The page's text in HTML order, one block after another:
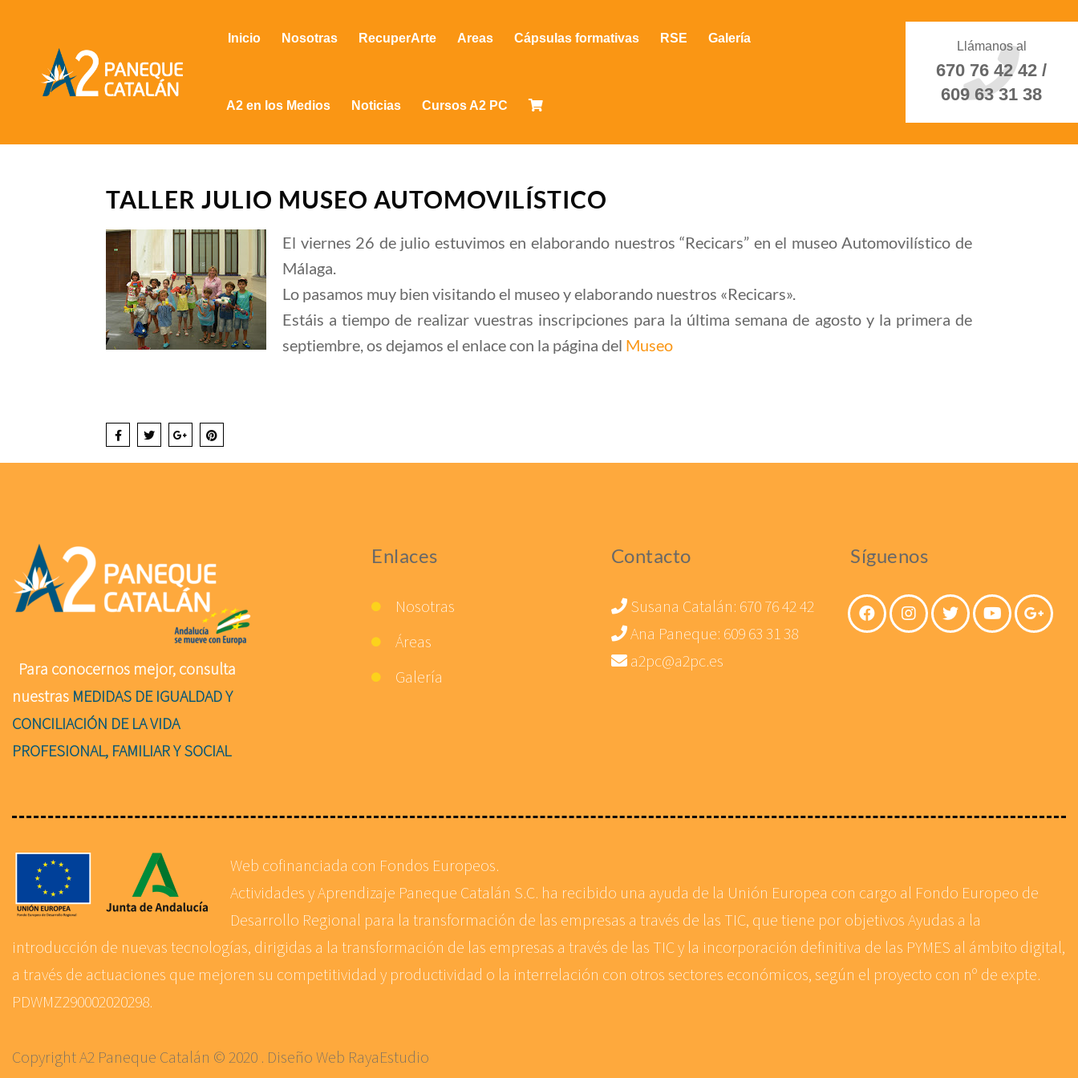
Inicio Nosotras RecuperArte Areas Cápsulas formativas RSE Galería
A2 en los Medios Noticias Cursos A2 PC
Llámanos al
670 76 42 42 /
609 63 31 38
TALLER JULIO MUSEO AUTOMOVILÍSTICO
El viernes 26 de julio estuvimos en elaborando nuestros “Recicars” en el museo Automovilístico de
Málaga.
Lo pasamos muy bien visitando el museo y elaborando nuestros «Recicars».
Estáis a tiempo de realizar vuestras inscripciones para la última semana de agosto y la primera de
septiembre, os dejamos el enlace con la página del Museo
Para conocernos mejor, consulta
nuestras MEDIDAS DE IGUALDAD Y
CONCILIACIÓN DE LA VIDA
PROFESIONAL, FAMILIAR Y SOCIAL
Enlaces
Nosotras
Áreas
Galería
Contacto
Susana Catalán: 670 76 42 42
Ana Paneque: 609 63 31 38
a2pc@a2pc.es
Síguenos
Web cofinanciada con Fondos Europeos.
Actividades y Aprendizaje Paneque Catalán S.C. ha recibido una ayuda de la Unión Europea con cargo al Fondo Europeo de
Desarrollo Regional para la transformación de las empresas a través de las TIC, que tiene por objetivos Ayudas a la
introducción de nuevas tecnologías, dirigidas a la transformación de las empresas a través de las TIC y la incorporación definitiva de las PYMES al ámbito digital,
a través de actuaciones que mejoren su competitividad y productividad o la interrelación con otros sectores económicos, según el proyecto con nº de expte.
PDWMZ290002020298.
Copyright A2 Paneque Catalán © 2020 . Diseño Web RayaEstudio